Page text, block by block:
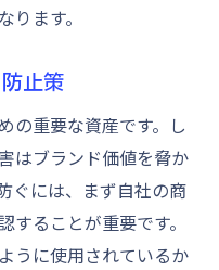
ります。
止策
の重要な資産です。し
はブランド価値を脅か
ぐには、まず自社の商
ることが重要です。
うに使用されているか